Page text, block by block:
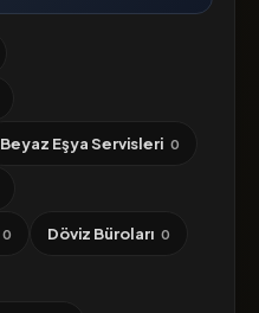
Beyaz Eşya Servisleri 0
0 Döviz Büroları 0